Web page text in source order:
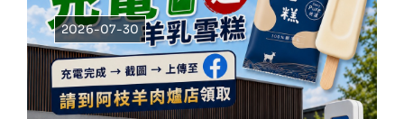
2026-07-30